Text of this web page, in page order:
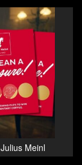
Meinl